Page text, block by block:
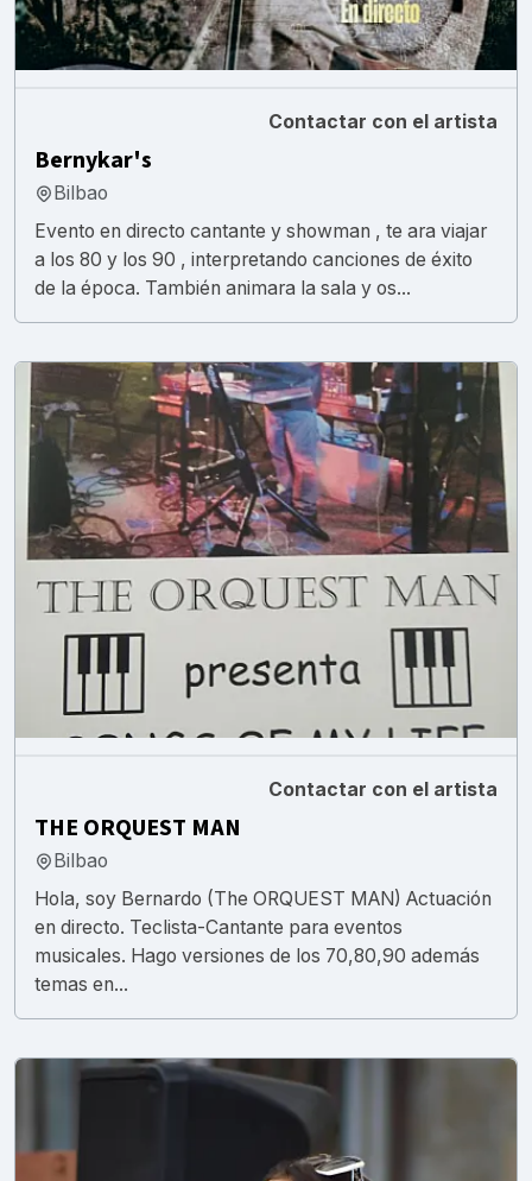
Contactar con el artista
Bernykar's
Bilbao
Evento en directo cantante y showman , te ara viajar
a los 80 y los 90 , interpretando canciones de éxito
de la época. También animara la sala y os...
Contactar con el artista
THE ORQUEST MAN
Bilbao
Hola, soy Bernardo (The ORQUEST MAN) Actuación
en directo. Teclista-Cantante para eventos
musicales. Hago versiones de los 70,80,90 además
temas en...